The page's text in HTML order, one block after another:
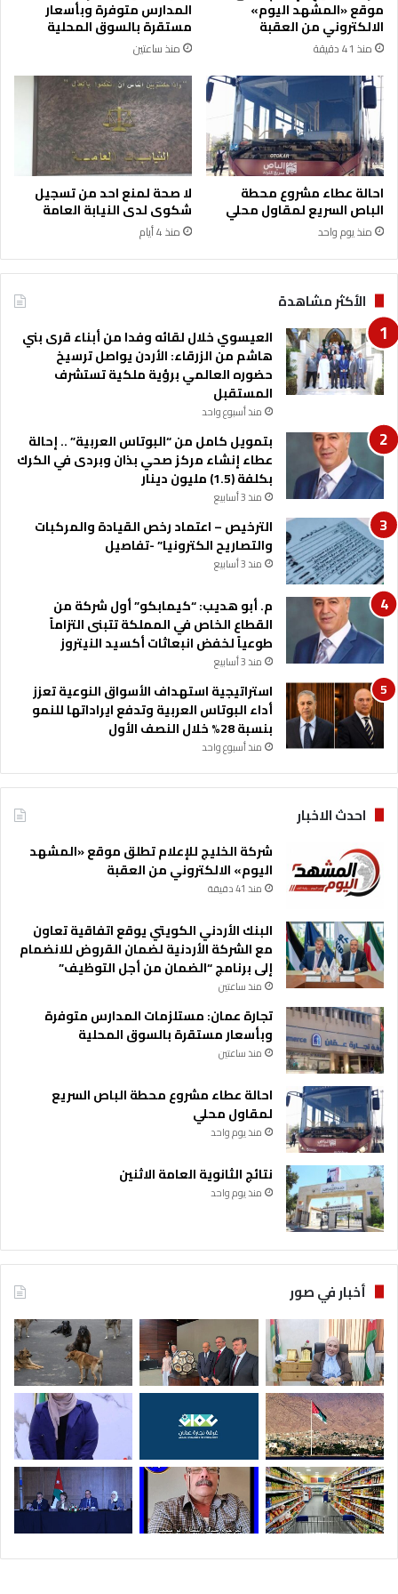
ي
ا
د
ع
ل
و
ي
ب
و
ف
ا
ة
ن
ج
ل
ه
ا
ا
ل
ب
ص
ج
ر
ا
ء
ح
ر
ب
ا
ل
إ
ب
ا
د
ة
موقع «المشهد اليوم»
الالكتروني من العقبة
منذ 41 دقيقة
المدارس متوفرة وبأسعار
مستقرة بالسوق المحلية
منذ ساعتين
احالة عطاء مشروع محطة
الباص السريع لمقاول محلي
منذ يوم واحد
لا صحة لمنع احد من تسجيل
شكوى لدى النيابة العامة
منذ 4 أيام
الأكثر مشاهدة
العيسوي خلال لقائه وفدا من أبناء قرى بني
هاشم من الزرقاء: الأردن يواصل ترسيخ
حضوره العالمي برؤية ملكية تستشرف
المستقبل
منذ أسبوع واحد
بتمويل كامل من “البوتاس العربية” .. إحالة
عطاء إنشاء مركز صحي بذان وبردى في الكرك
بكلفة (1.5) مليون دينار
منذ 3 أسابيع
الترخيص – اعتماد رخص القيادة والمركبات
والتصاريح الكترونيا” -تفاصيل
منذ 3 أسابيع
م. أبو هديب: “كيمابكو” أول شركة من
القطاع الخاص في المملكة تتبنى التزاماً
طوعياً لخفض انبعاثات أكسيد النيتروز
منذ 3 أسابيع
استراتيجية استهداف الأسواق النوعية تعزز
أداء البوتاس العربية وتدفع ايراداتها للنمو
بنسبة 28% خلال النصف الأول
منذ أسبوع واحد
احدث الاخبار
شركة الخليج للإعلام تطلق موقع «المشهد
اليوم» الالكتروني من العقبة
منذ 41 دقيقة
البنك الأردني الكويتي يوقع اتفاقية تعاون
مع الشركة الأردنية لضمان القروض للانضمام
إلى برنامج “الضمان من أجل التوظيف”
منذ ساعتين
تجارة عمان: مستلزمات المدارس متوفرة
وبأسعار مستقرة بالسوق المحلية
منذ ساعتين
احالة عطاء مشروع محطة الباص السريع
لمقاول محلي
منذ يوم واحد
نتائج الثانوية العامة الاثنين
منذ يوم واحد
أخبار في صور